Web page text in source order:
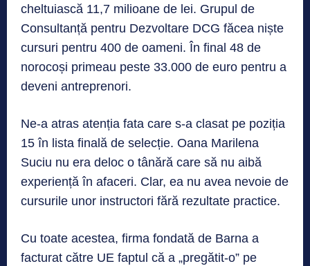
cheltuiască 11,7 milioane de lei. Grupul de
Consultanță pentru Dezvoltare DCG făcea niște
cursuri pentru 400 de oameni. În final 48 de
norocoși primeau peste 33.000 de euro pentru a
deveni antreprenori.
Ne-a atras atenția fata care s-a clasat pe poziția
15 în lista finală de selecție. Oana Marilena
Suciu nu era deloc o tânără care să nu aibă
experiență în afaceri. Clar, ea nu avea nevoie de
cursurile unor instructori fără rezultate practice.
Cu toate acestea, firma fondată de Barna a
facturat către UE faptul că a „pregătit-o” pe